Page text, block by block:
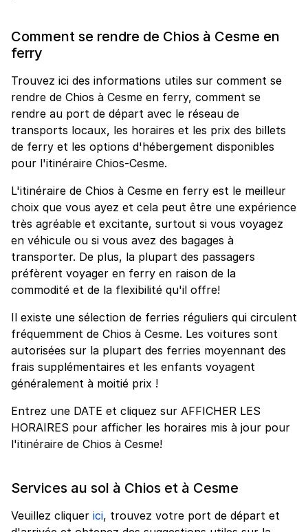
Comment se rendre de Chios à Cesme en
ferry
Trouvez ici des informations utiles sur comment se
rendre de Chios à Cesme en ferry, comment se
rendre au port de départ avec le réseau de
transports locaux, les horaires et les prix des billets
de ferry et les options d'hébergement disponibles
pour l'itinéraire Chios-Cesme.
L'itinéraire de Chios à Cesme en ferry est le meilleur
choix que vous ayez et cela peut être une expérience
très agréable et excitante, surtout si vous voyagez
en véhicule ou si vous avez des bagages à
transporter. De plus, la plupart des passagers
préfèrent voyager en ferry en raison de la
commodité et de la flexibilité qu'il offre!
Il existe une sélection de ferries réguliers qui circulent
fréquemment de Chios à Cesme. Les voitures sont
autorisées sur la plupart des ferries moyennant des
frais supplémentaires et les enfants voyagent
généralement à moitié prix !
Entrez une DATE et cliquez sur AFFICHER LES
HORAIRES pour afficher les horaires mis à jour pour
l'itinéraire de Chios à Cesme!
Services au sol à Chios et à Cesme
Veuillez cliquer ici, trouvez votre port de départ et